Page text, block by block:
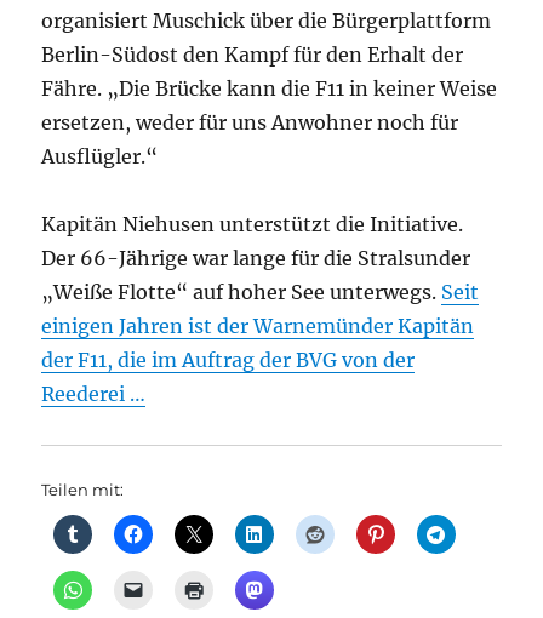
organisiert Muschick über die Bürgerplattform
Berlin-Südost den Kampf für den Erhalt der
Fähre. „Die Brücke kann die F11 in keiner Weise
ersetzen, weder für uns Anwohner noch für
Ausflügler.“
Kapitän Niehusen unterstützt die Initiative.
Der 66-Jährige war lange für die Stralsunder
„Weiße Flotte“ auf hoher See unterwegs. Seit
einigen Jahren ist der Warnemünder Kapitän
der F11, die im Auftrag der BVG von der
Reederei …
Teilen mit: